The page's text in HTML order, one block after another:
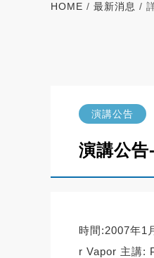
HOME / 最新消息 /
演講公告
演講公告
時間:2007年1
r Vapor 主講: